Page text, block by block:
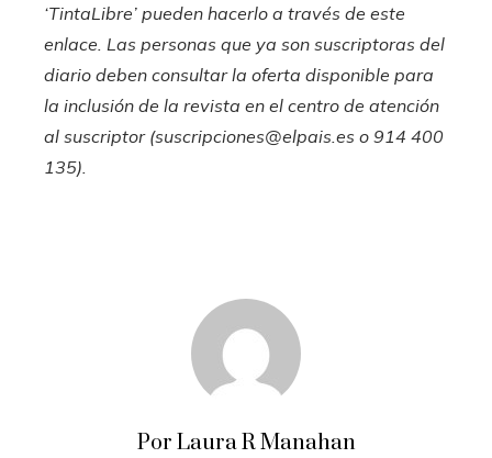
‘TintaLibre’ pueden hacerlo a través de este
enlace . Las personas que ya son suscriptoras del
diario deben consultar la oferta disponible para
la inclusión de la revista en el centro de atención
al suscriptor (suscripciones@elpais.es o 914 400
135).
Por Laura R Manahan